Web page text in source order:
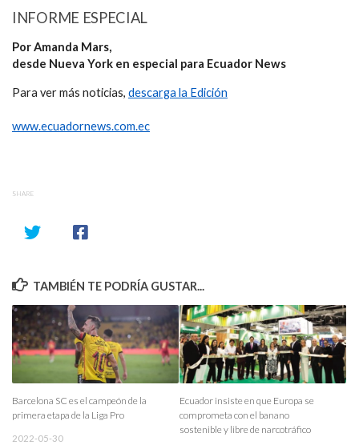
INFORME ESPECIAL
Por Amanda Mars,
desde Nueva York en especial para Ecuador News
Para ver más noticias, descarga la Edición
www.ecuadornews.com.ec
SHARE
TAMBIÉN TE PODRÍA GUSTAR...
Barcelona SC es el campeón de la
primera etapa de la Liga Pro
2022-05-30
Ecuador insiste en que Europa se
comprometa con el banano
sostenible y libre de narcotráfico